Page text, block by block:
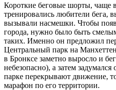
Короткие беговые шорты, чаще
тренировались любители бега,
вызывали насмешки. Чтобы
города, нужно было быть
таких. Именно он предложил
Центральный парк на
в Бронксе заметно выросло и
небезопасно), а затем
парке перекрывают движение,
марафон по его территории.